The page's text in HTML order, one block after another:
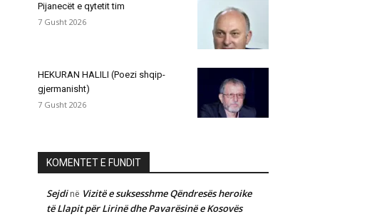
Pijanecët e qytetit tim
7 Gusht 2026
HEKURAN HALILI (Poezi shqip-
gjermanisht)
7 Gusht 2026
KOMENTET E FUNDIT
Sejdinë Vizitë e suksesshme Qëndresës heroike
të Llapit për Lirinë dhe Pavarësinë e Kosovës